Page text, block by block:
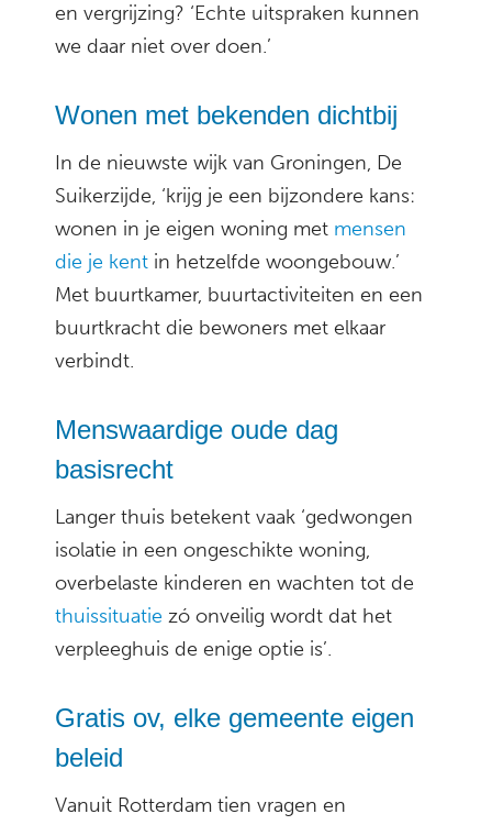
en vergrijzing? ‘Echte uitspraken kunnen
we daar niet over doen.’
Wonen met bekenden dichtbij
In de nieuwste wijk van Groningen, De
Suikerzijde, ‘krijg je een bijzondere kans:
wonen in je eigen woning met mensen
die je kent in hetzelfde woongebouw.’
Met buurtkamer, buurtactiviteiten en een
buurtkracht die bewoners met elkaar
verbindt.
Menswaardige oude dag
basisrecht
Langer thuis betekent vaak ‘gedwongen
isolatie in een ongeschikte woning,
overbelaste kinderen en wachten tot de
thuissituatie zó onveilig wordt dat het
verpleeghuis de enige optie is’.
Gratis ov, elke gemeente eigen
beleid
Vanuit Rotterdam tien vragen en